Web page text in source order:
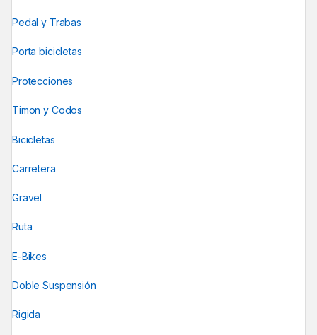
Pedal y Trabas
Porta bicicletas
Protecciones
Timon y Codos
Bicicletas
Carretera
Gravel
Ruta
E-Bikes
Doble Suspensión
Rigida